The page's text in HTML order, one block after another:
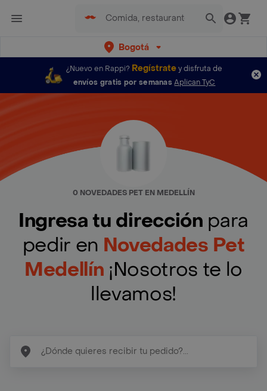
Bogotá
¿Nuevo en Rappi? Regístratey disfruta de
envíos gratis por semanas Aplican TyC
0 NOVEDADES PET EN MEDELLÍN
Ingresa tu dirección para
pedir en Novedades Pet
Medellín ¡Nosotros te lo
llevamos!